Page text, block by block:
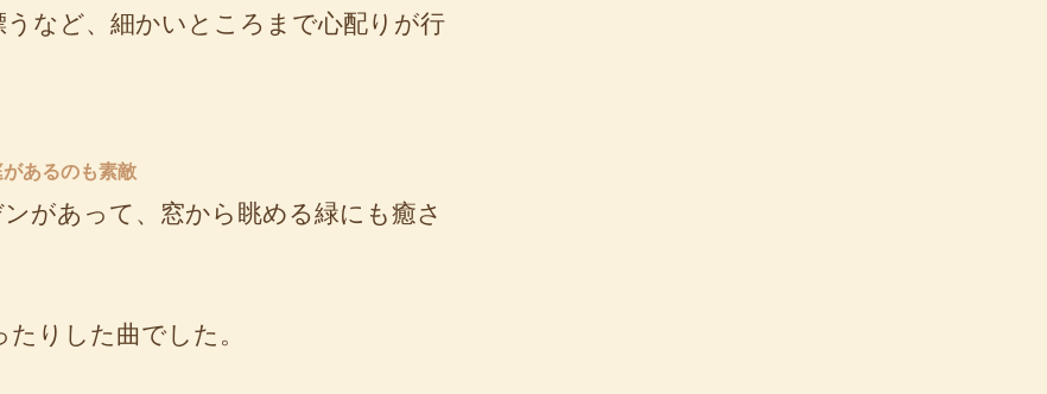
など、細かいところまで心配りが行
あるのも素敵
があって、窓から眺める緑にも癒さ
りした曲でした。